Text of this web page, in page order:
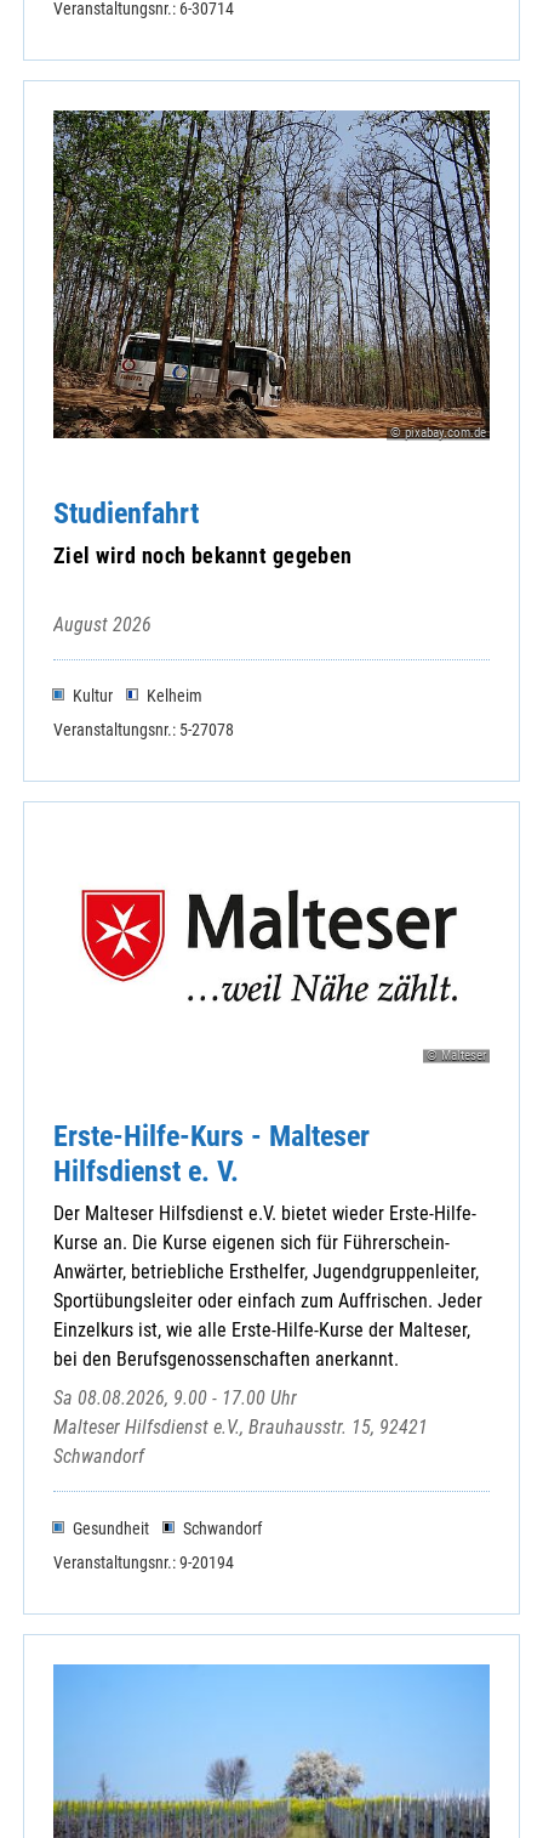
Veranstaltungsnr.: 6-30714
© pixabay.com.de
Studienfahrt
Ziel wird noch bekannt gegeben
August 2026
Kultur
Kelheim
Veranstaltungsnr.: 5-27078
© Malteser
Erste-Hilfe-Kurs - Malteser
Hilfsdienst e. V.
Der Malteser Hilfsdienst e.V. bietet wieder Erste-Hilfe-
Kurse an. Die Kurse eigenen sich für Führerschein-
Anwärter, betriebliche Ersthelfer, Jugendgruppenleiter,
Sportübungsleiter oder einfach zum Auffrischen. Jeder
Einzelkurs ist, wie alle Erste-Hilfe-Kurse der Malteser,
bei den Berufsgenossenschaften anerkannt.
Sa 08.08.2026, 9.00 - 17.00 Uhr
Malteser Hilfsdienst e.V., Brauhausstr. 15, 92421
Schwandorf
Gesundheit
Schwandorf
Veranstaltungsnr.: 9-20194